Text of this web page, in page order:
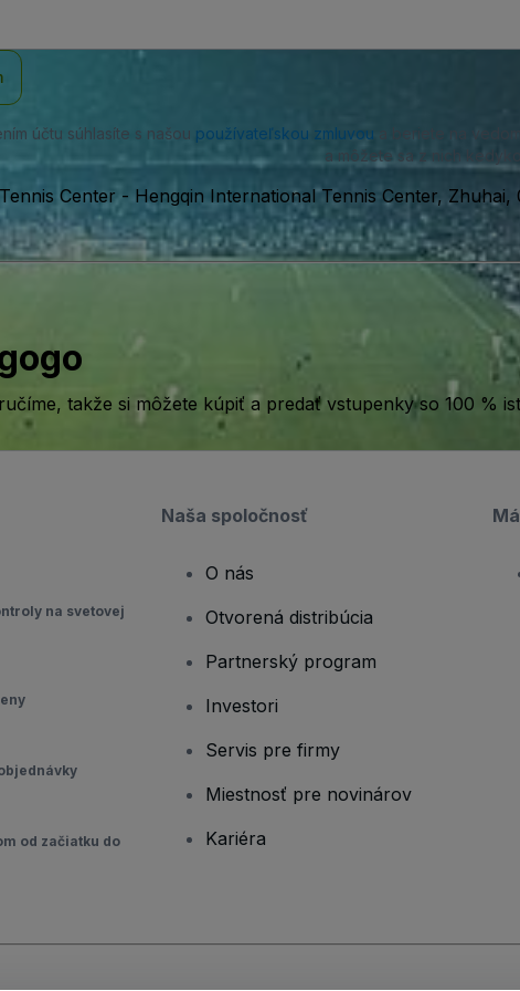
účtu súhlasíte s našou používateľskou zmluvou
a môžete sa z nich
Center - Hengqin International Tennis Center, Zhuhai,
takže si môžete kúpiť a predať vstupenky so 100 %
na svetovej
od začiatku do
Naša spoločnosť
O nás
Otvorená distribúcia
Partnerský program
Investori
Servis pre firmy
Miestnosť pre novinárov
Kariéra